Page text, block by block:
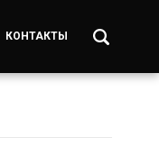
КОНТАКТЫ